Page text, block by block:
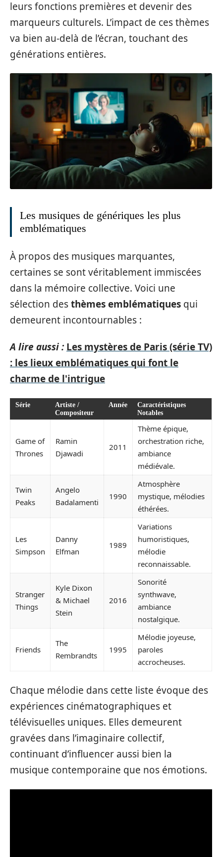
leurs fonctions premières et devenir des
marqueurs culturels. L’impact de ces thèmes
va bien au-delà de l’écran, touchant des
générations entières.
Les musiques de génériques les plus
emblématiques
À propos des musiques marquantes,
certaines se sont véritablement immiscées
dans la mémoire collective. Voici une
sélection desthèmes emblématiques qui
demeurent incontournables :
A lire aussi : Les mystères de Paris (série TV)
: les lieux emblématiques qui font le
charme de l'intrigue
Série
Artiste /
Compositeur
Année
Caractéristiques
Notables
Game of
Thrones
Ramin
Djawadi
2011
Thème épique,
orchestration riche,
ambiance
médiévale.
Twin
Peaks
Angelo
Badalamenti
1990
Atmosphère
mystique, mélodies
éthérées.
Les
Simpson
Danny
Elfman
1989
Variations
humoristiques,
mélodie
reconnaissable.
Stranger
Things
Kyle Dixon
& Michael
Stein
2016
Sonorité
synthwave,
ambiance
nostalgique.
Friends
The
Rembrandts
1995
Mélodie joyeuse,
paroles
accrocheuses.
Chaque mélodie dans cette liste évoque des
expériences cinématographiques et
télévisuelles uniques. Elles demeurent
gravées dans l’imaginaire collectif,
continuant d’influencer aussi bien la
musique contemporaine que nos émotions.